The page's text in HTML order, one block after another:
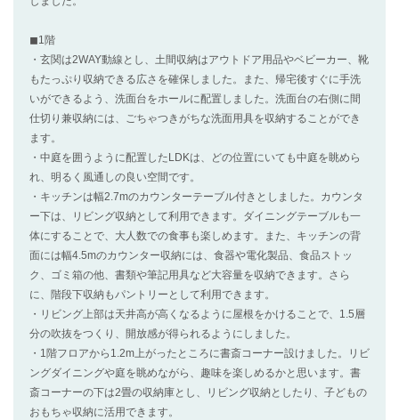
◼︎1階
・玄関は2WAY動線とし、土間収納はアウトドア用品やベビーカー、靴
もたっぷり収納できる広さを確保しました。また、帰宅後すぐに手洗
いができるよう、洗面台をホールに配置しました。洗面台の右側に間
仕切り兼収納には、ごちゃつきがちな洗面用具を収納することができ
ます。
・中庭を囲うように配置したLDKは、どの位置にいても中庭を眺めら
れ、明るく風通しの良い空間です。
・キッチンは幅2.7mのカウンターテーブル付きとしました。カウンタ
ー下は、リビング収納として利用できます。ダイニングテーブルも一
体にすることで、大人数での食事も楽しめます。また、キッチンの背
面には幅4.5mのカウンター収納には、食器や電化製品、食品ストッ
ク、ゴミ箱の他、書類や筆記用具など大容量を収納できます。さら
に、階段下収納もパントリーとして利用できます。
・リビング上部は天井高が高くなるように屋根をかけることで、1.5層
分の吹抜をつくり、開放感が得られるようにしました。
・1階フロアから1.2m上がったところに書斎コーナー設けました。リビ
ングダイニングや庭を眺めながら、趣味を楽しめるかと思います。書
斎コーナーの下は2畳の収納庫とし、リビング収納としたり、子どもの
おもちゃ収納に活用できます。